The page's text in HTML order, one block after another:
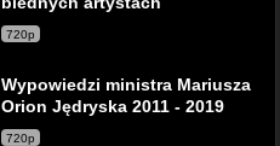
720p
Wypowiedzi ministra Mariusza
Orion Jędryska 2011 - 2019
720p